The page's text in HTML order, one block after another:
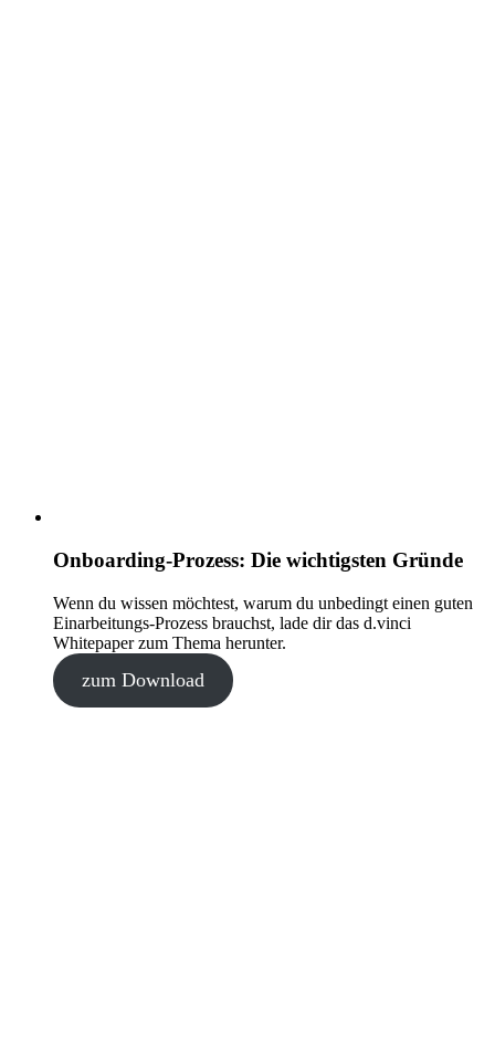
Onboarding-Prozess: Die wichtigsten Gründe
Wenn du wissen möchtest, warum du unbedingt einen guten
Einarbeitungs-Prozess brauchst, lade dir das d.vinci
Whitepaper zum Thema herunter.
zum Download